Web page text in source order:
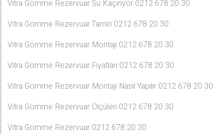
Vitra Gömme Rezervuar Su Kaçırıyor 0212 678 20 30
Vitra Gömme Rezervuar Tamiri 0212 678 20 30
Vitra Gömme Rezervuar Montajı 0212 678 20 30
Vitra Gömme Rezervuar Fiyatları 0212 678 20 30
Vitra Gömme Rezervuar Montajı Nasıl Yapılır 0212 678 20 30
Vitra Gömme Rezervuar Ölçüleri 0212 678 20 30
Vitra Gömme Rezervuar 0212 678 20 30